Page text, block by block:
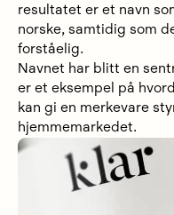
resultatet er et navn
norske, samtidig som
forståelig.
Navnet har blitt en
er et eksempel på
kan gi en merkevare
hjemmemarkedet.